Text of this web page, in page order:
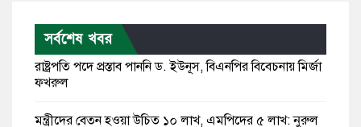
সর্বশেষ খবর
রাষ্ট্রপতি পদে প্রস্তাব পাননি ড. ইউনূস, বিএনপির বিবেচনায় মির্জা
ফখরুল
মন্ত্রীদের বেতন হওয়া উচিত ১০ লাখ, এমপিদের ৫ লাখ: নুরুল